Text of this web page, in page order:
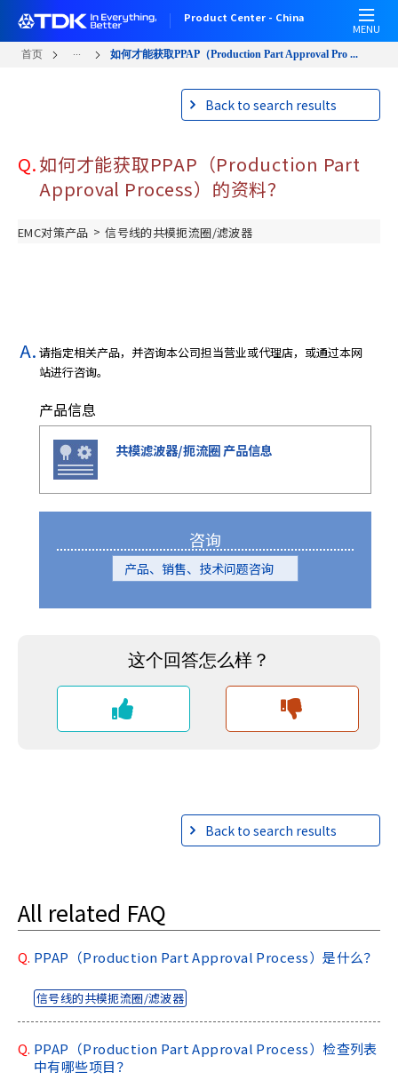
Product Center - China
MENU
首页 ... 如何才能获取PPAP（Production Part Approval Pro ...
Back to search results
Q.如何才能获取PPAP（Production Part
Approval Process）的资料？
EMC对策产品 > 信号线的共模扼流圈/滤波器
请指定相关产品，并咨询本公司担当营业或代理店，或通过本网
站进行咨询。
产品信息
共模滤波器/扼流圈 产品信息
咨询
产品、销售、技术问题咨询
Back to search results
All related FAQ
Q. PPAP（Production Part Approval Process）是什么？
信号线的共模扼流圈/滤波器
Q. PPAP（Production Part Approval Process）检查列表
中有哪些项目？